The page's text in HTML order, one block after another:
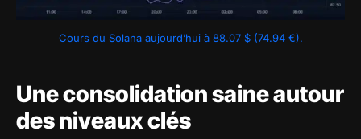
Cours du Solana aujourd’hui à 88.07 $ (74.94 €).
Une consolidation saine autour
des niveaux clés